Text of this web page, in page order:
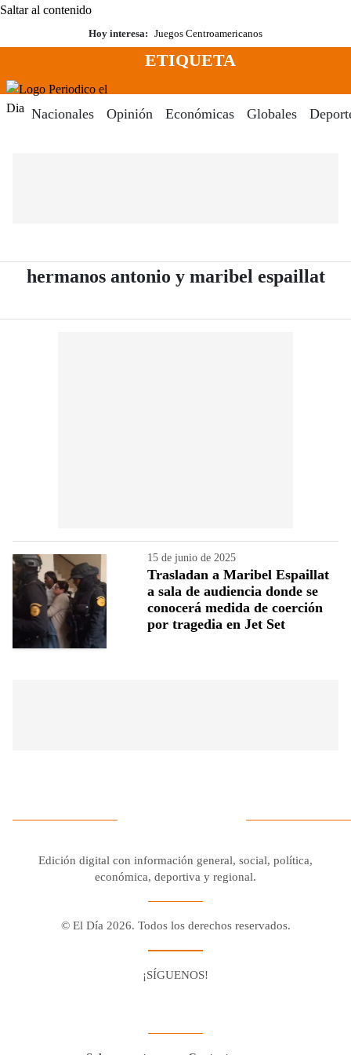
Saltar al contenido
Hoy interesa: Juegos Centroamericanos
Menú
ETIQUETA
Nacionales Opinión Económicas Globales
hermanos antonio y maribel espaillat-
15 de junio de 2025
Trasladan a Maribel Espaillat
a sala de audiencia donde se
conocerá medida de coerción
por tragedia en Jet Set
Edición digital con información general, social, política,
económica, deportiva y regional.
© El Día 2026. Todos los derechos reservados.
¡SÍGUENOS!